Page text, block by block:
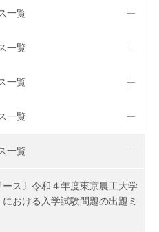
一覧
一覧
一覧
一覧
一覧
ース〕令和４年度東京農工大学
おける入学試験問題の出題ミ